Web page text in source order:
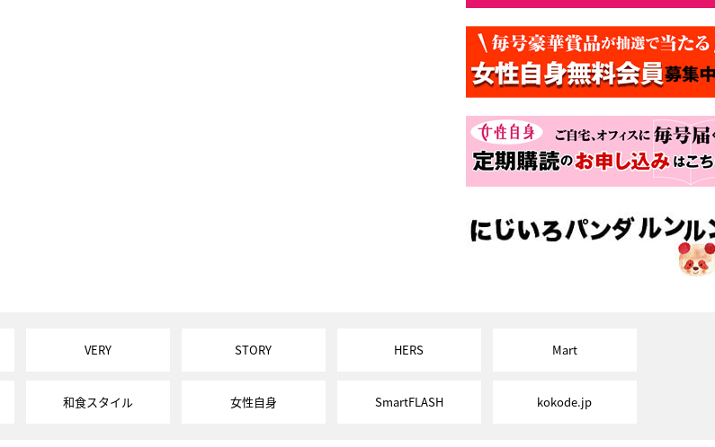
VERY STORY HERS Mart
和食スタイル 女性自身 SmartFLASH kokode.jp